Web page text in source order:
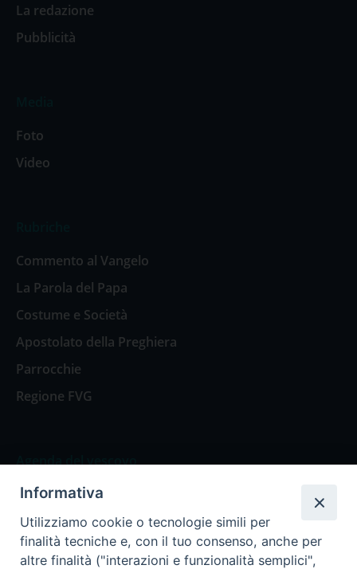
La redazione
Pubblicità
Foto
Video
Commento al Vangelo
La Parola del Papa
Costume e Società
Apostolato della Preghiera
Parrocchie
Regione FVG
Agenda del vescovo
Agenda del vescovo
Informativa
Utilizziamo cookie o tecnologie simili per
finalità tecniche e, con il tuo consenso, anche per
altre finalità ("interazioni e funzionalità semplici",